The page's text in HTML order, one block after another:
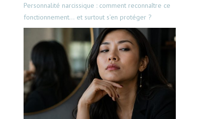
Personnalité narcissique : comment reconnaître ce
fonctionnement… et surtout s’en protéger ?